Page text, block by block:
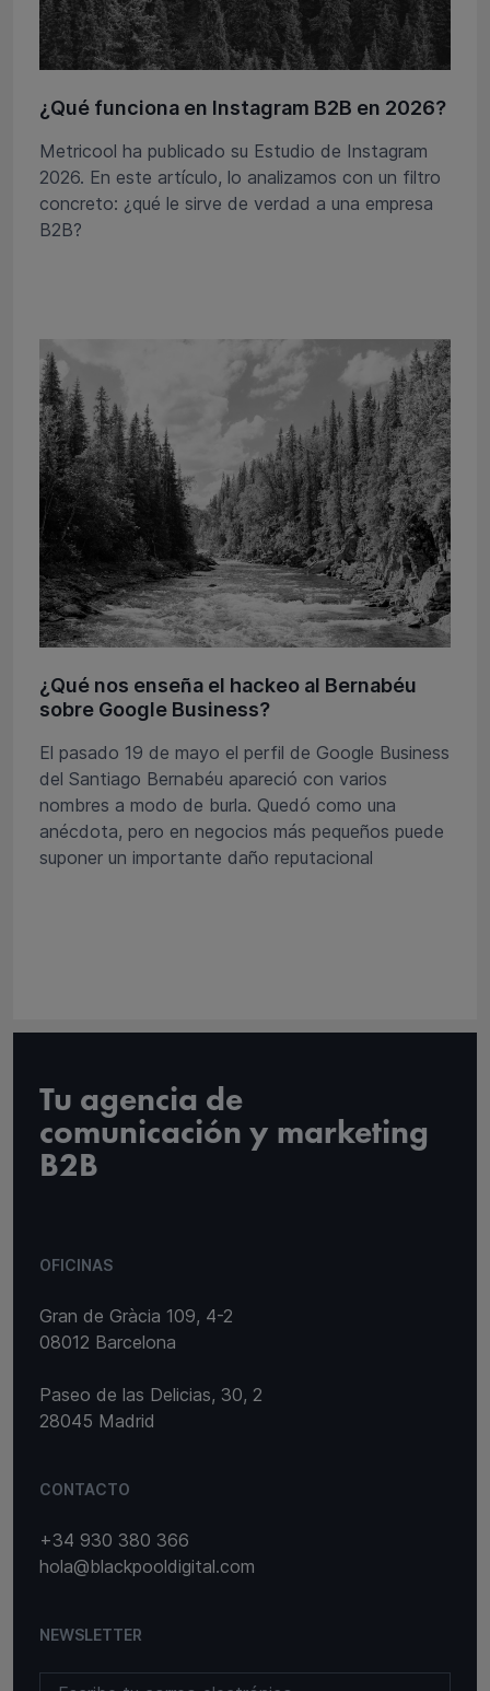
¿Qué funciona en Instagram B2B en 2026?
Metricool ha publicado su Estudio de Instagram
2026. En este artículo, lo analizamos con un filtro
concreto: ¿qué le sirve de verdad a una empresa
B2B?
¿Qué nos enseña el hackeo al Bernabéu
sobre Google Business?
El pasado 19 de mayo el perfil de Google Business
del Santiago Bernabéu apareció con varios
nombres a modo de burla. Quedó como una
anécdota, pero en negocios más pequeños puede
suponer un importante daño reputacional
Tu agencia de
comunicación y marketing
B2B
OFICINAS
Gran de Gràcia 109, 4-2
08012 Barcelona
Paseo de las Delicias, 30, 2
28045 Madrid
CONTACTO
+34 930 380 366
hola@blackpooldigital.com
NEWSLETTER